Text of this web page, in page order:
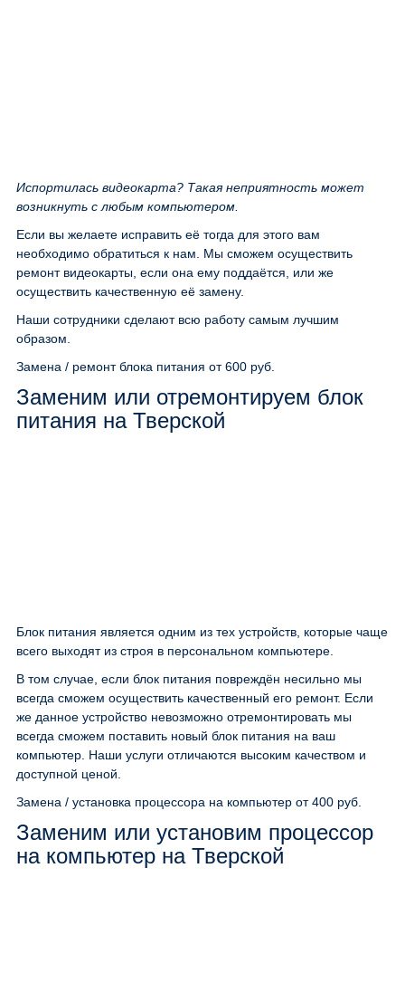
Испортилась видеокарта? Такая неприятность может
возникнуть с любым компьютером.
Если вы желаете исправить её тогда для этого вам
необходимо обратиться к нам. Мы сможем осуществить
ремонт видеокарты, если она ему поддаётся, или же
осуществить качественную её замену.
Наши сотрудники сделают всю работу самым лучшим
образом.
Замена / ремонт блока питания от 600 руб.
Заменим или отремонтируем блок
питания на Тверской
Блок питания является одним из тех устройств, которые чаще
всего выходят из строя в персональном компьютере.
В том случае, если блок питания повреждён несильно мы
всегда сможем осуществить качественный его ремонт. Если
же данное устройство невозможно отремонтировать мы
всегда сможем поставить новый блок питания на ваш
компьютер. Наши услуги отличаются высоким качеством и
доступной ценой.
Замена / установка процессора на компьютер от 400 руб.
Заменим или установим процессор
на компьютер на Тверской